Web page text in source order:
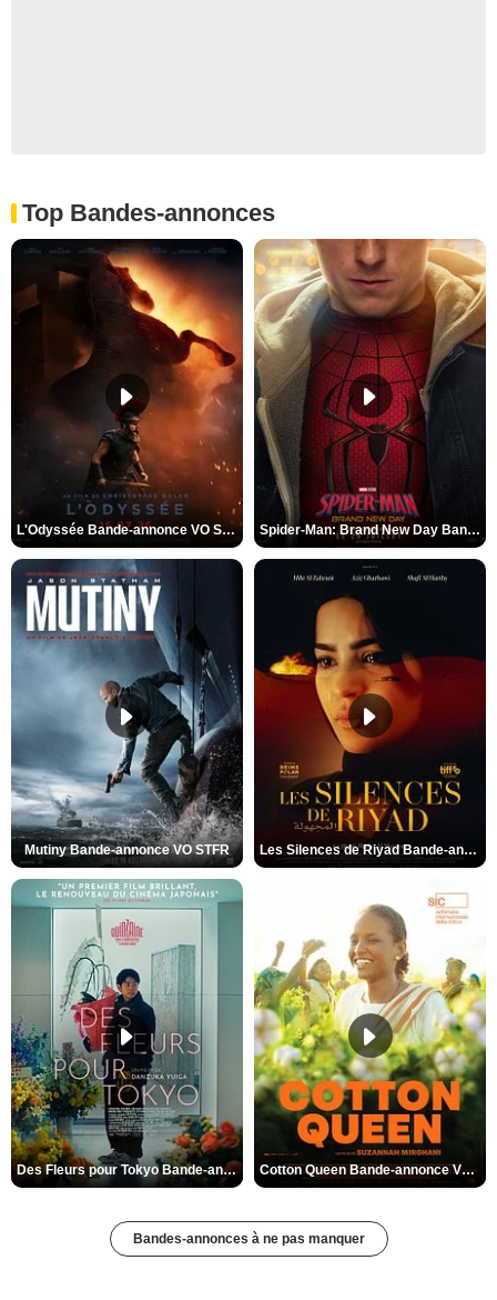
Top Bandes-annonces
L'Odyssée Bande-annonce VO STFR Spider-Man: Brand New Day Bande-annonce VO STFR
Mutiny Bande-annonce VO STFR Les Silences de Riyad Bande-annonce VO STFR
Des Fleurs pour Tokyo Bande-annonce VO STFR Cotton Queen Bande-annonce VO STFR
Bandes-annonces à ne pas manquer